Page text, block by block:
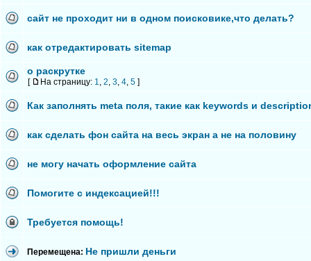
сайт не проходит ни в одном поисковике,что делать?
как отредактировать sitemap
о раскрутке
[ На страницу: 1, 2, 3, 4, 5 ]
Как заполнять meta поля, такие как keywords и
как сделать фон сайта на весь экран а не на половину
не могу начать оформление сайта
Помогите с индексацией!!!
Требуется помощь!
Перемещена: Не пришли деньги